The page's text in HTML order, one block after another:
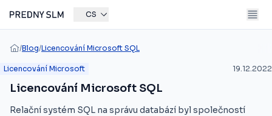
CS
/Blog/Licencování Microsoft SQL
Licencování Microsoft 19.12.2022
Licencování Microsoft SQL
Relační systém SQL na správu databází byl společností